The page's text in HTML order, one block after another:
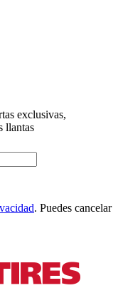
exclusivas,
llantas
. Puedes cancelar